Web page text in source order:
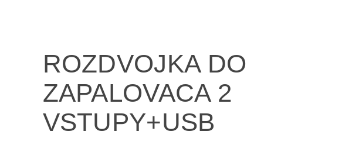
ROZDVOJKA DO
ZAPALOVACA 2
VSTUPY+USB